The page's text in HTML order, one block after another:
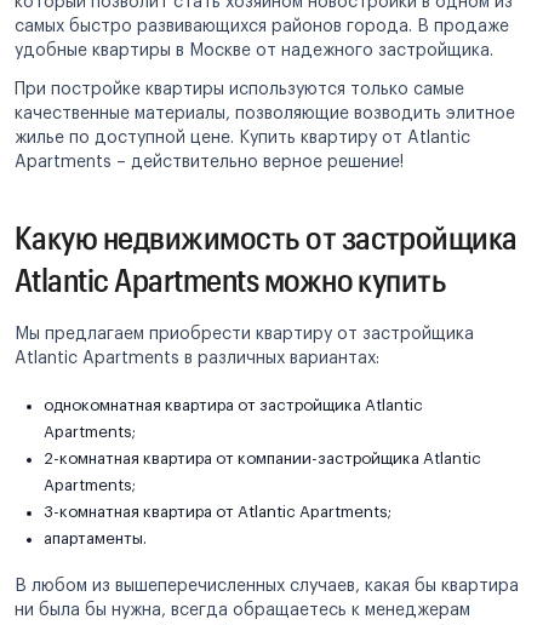
самых быстро развивающихся районов города. В продаже
удобные квартиры в Москве от надежного застройщика.
При постройке квартиры используются только самые
качественные материалы, позволяющие возводить элитное
жилье по доступной цене. Купить квартиру от Atlantic
Apartments – действительно верное решение!
Какую недвижимость от застройщика
Atlantic Apartments можно купить
Мы предлагаем приобрести квартиру от застройщика
Atlantic Apartments в различных вариантах:
однокомнатная квартира от застройщика Atlantic
Apartments;
2-комнатная квартира от компании-застройщика Atlantic
Apartments;
3-комнатная квартира от Atlantic Apartments;
апартаменты.
В любом из вышеперечисленных случаев, какая бы квартира
ни была бы нужна, всегда обращаетесь к менеджерам